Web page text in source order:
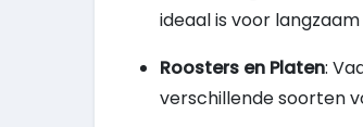
ideaal is voor
Roosters en Platen:
verschillende soorten